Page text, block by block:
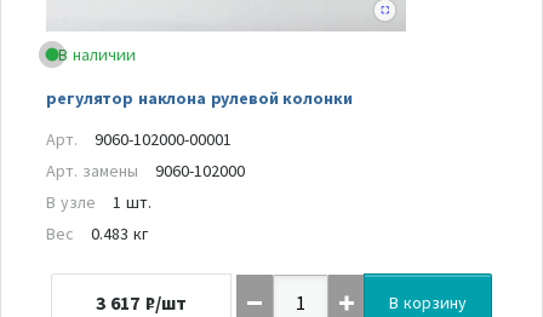
В наличии
регулятор наклона рулевой колонки
Арт.
9060-102000-00001
Арт. замены
9060-102000
В узле
1 шт.
Вес
0.483 кг
3 617 ₽/шт В корзину